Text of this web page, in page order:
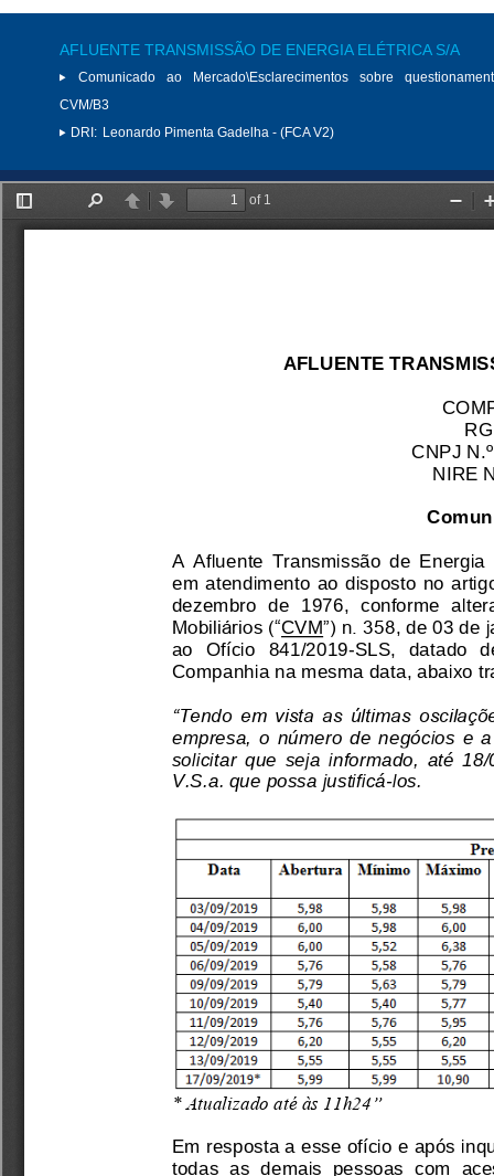
AFLUENTE TRANSMISSÃO DE ENERGIA ELÉTRICA S/A
Comunicado ao Mercado\Esclarecimentos sobre
CVM/B3
DRI: Leonardo Pimenta Gadelha - (FCA V2)